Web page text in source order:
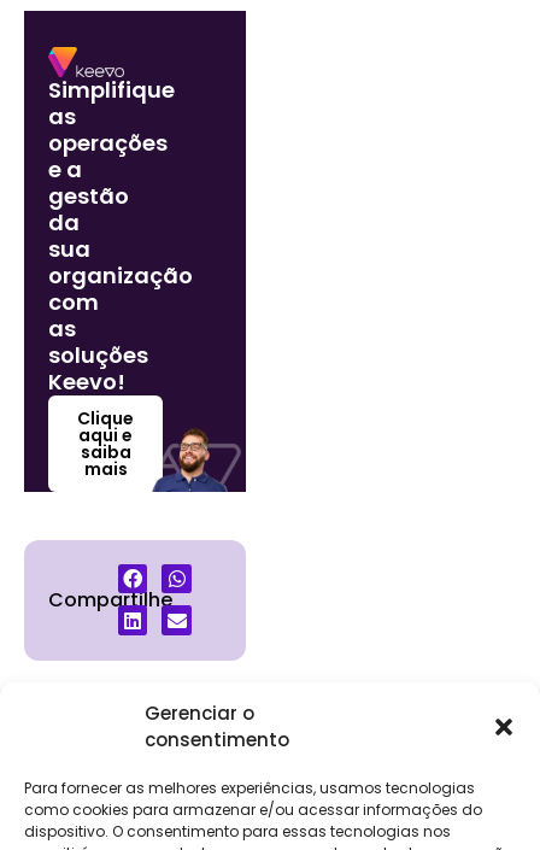
Gerenciar o
consentimento
Para fornecer as melhores experiências, usamos tecnologias
como cookies para armazenar e/ou acessar informações do
dispositivo. O consentimento para essas tecnologias nos
Simplifique
as
operações
e a
gestão
da
sua
organização
com
as
soluções
Keevo!
Clique
aqui e
saiba
mais
Compartilhe
Institucional
Trabalhe
Conosco
Clientes
Login
Eventos
Contábeis
Holos
NG Essence
Soluções
DP e RH
NG Folha